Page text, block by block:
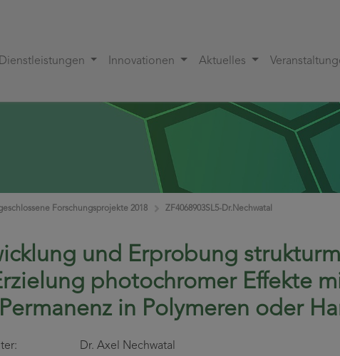
Dienstleistungen Innovationen Aktuelles
Forschungsprojekte 2018 ZF4068903SL5-Dr.Nechwatal
und Erprobung
photochromer Effekte
in Polymeren oder
Dr. Axel Nechwatal